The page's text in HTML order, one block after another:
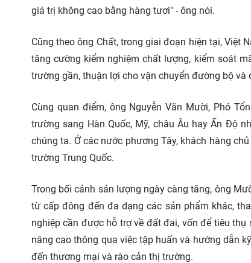
giá trị không cao bằng hàng tươi" - ông nói.
Cũng theo ông Chất, trong giai đoạn hiện tại, Việt
tăng cường kiểm nghiệm chất lượng, kiểm soát
trường gần, thuận lợi cho vận chuyển đường bộ và
Cùng quan điểm, ông Nguyễn Văn Mười, Phó
trường sang Hàn Quốc, Mỹ, châu Âu hay Ấn Độ
chúng ta. Ở các nước phương Tây, khách hàng
trường Trung Quốc.
Trong bối cảnh sản lượng ngày càng tăng, ông
từ cấp đông đến đa dạng các sản phẩm khác,
nghiệp cần được hỗ trợ về đất đai, vốn để tiêu
nâng cao thông qua việc tập huấn và hướng dẫn
đến thương mại và rào cản thị trường.